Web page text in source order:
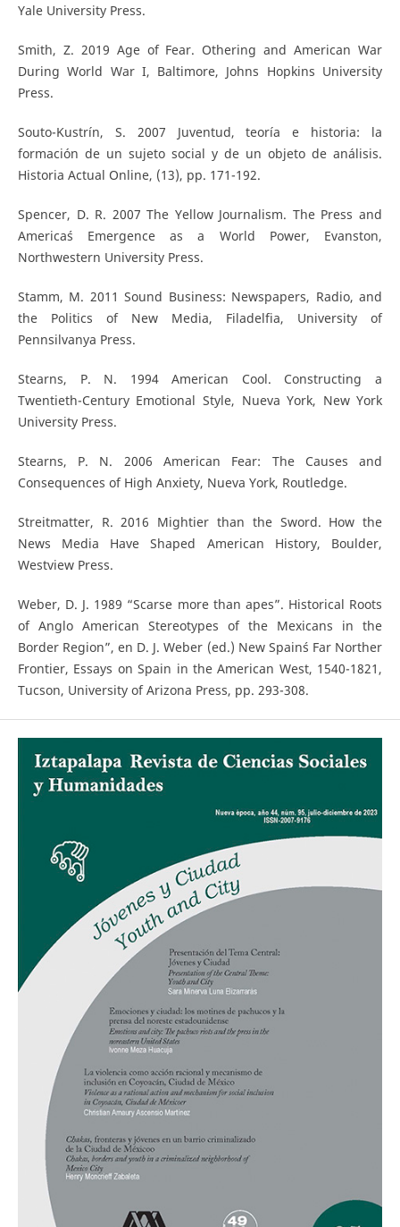
Yale University Press.
Smith, Z. 2019 Age of Fear. Othering and American War
During World War I, Baltimore, Johns Hopkins University
Press.
Souto-Kustrín, S. 2007 Juventud, teoría e historia: la
formación de un sujeto social y de un objeto de análisis.
Historia Actual Online, (13), pp. 171-192.
Spencer, D. R. 2007 The Yellow Journalism. The Press and
America´s Emergence as a World Power, Evanston,
Northwestern University Press.
Stamm, M. 2011 Sound Business: Newspapers, Radio, and
the Politics of New Media, Filadelfia, University of
Pennsilvanya Press.
Stearns, P. N. 1994 American Cool. Constructing a
Twentieth-Century Emotional Style, Nueva York, New York
University Press.
Stearns, P. N. 2006 American Fear: The Causes and
Consequences of High Anxiety, Nueva York, Routledge.
Streitmatter, R. 2016 Mightier than the Sword. How the
News Media Have Shaped American History, Boulder,
Westview Press.
Weber, D. J. 1989 “Scarse more than apes”. Historical Roots
of Anglo American Stereotypes of the Mexicans in the
Border Region”, en D. J. Weber (ed.) New Spain´s Far Norther
Frontier, Essays on Spain in the American West, 1540-1821,
Tucson, University of Arizona Press, pp. 293-308.